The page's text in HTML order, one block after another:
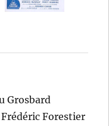
Grosbard
Forestier